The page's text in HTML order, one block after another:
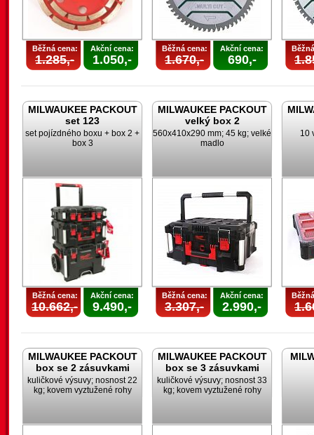
Běžná cena:
1.285,-
Akční cena:
1.050,-
Běžná cena:
1.670,-
Akční cena:
690,-
MILWAUKEE PACKOUT
set 123
set pojízdného boxu + box 2 +
box 3
Běžná cena:
10.662,-
Akční cena:
9.490,-
MILWAUKEE PACKOUT
velký box 2
560x410x290 mm; 45 kg; velké
madlo
Běžná cena:
3.307,-
Akční cena:
2.990,-
10
MILWAUKEE PACKOUT
box se 2 zásuvkami
kuličkové výsuvy; nosnost 22
kg; kovem vyztužené rohy
MILWAUKEE PACKOUT
box se 3 zásuvkami
kuličkové výsuvy; nosnost 33
kg; kovem vyztužené rohy